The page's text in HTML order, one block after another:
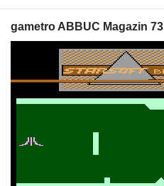
gametro ABBUC Magazin 73